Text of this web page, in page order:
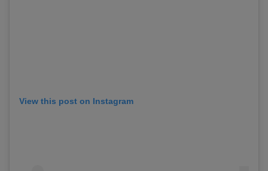
View this post on Instagram